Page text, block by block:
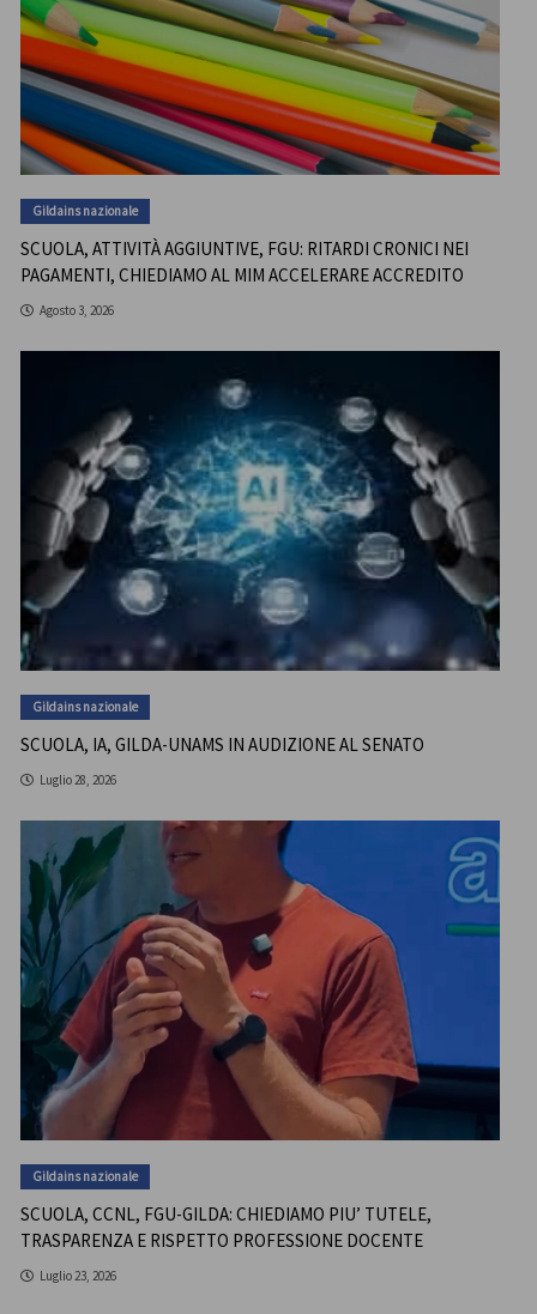
Gildains nazionale
SCUOLA, ATTIVITÀ AGGIUNTIVE, FGU: RITARDI CRONICI NEI
PAGAMENTI, CHIEDIAMO AL MIM ACCELERARE ACCREDITO
Agosto 3, 2026
Gildains nazionale
SCUOLA, IA, GILDA-UNAMS IN AUDIZIONE AL SENATO
Luglio 28, 2026
Gildains nazionale
SCUOLA, CCNL, FGU-GILDA: CHIEDIAMO PIU’ TUTELE,
TRASPARENZA E RISPETTO PROFESSIONE DOCENTE
Luglio 23, 2026